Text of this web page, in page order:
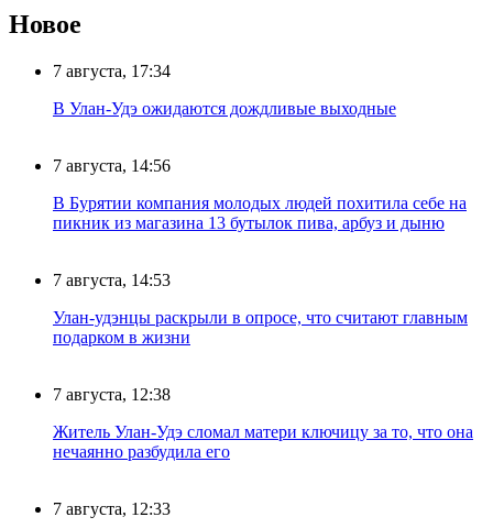
Новое
7 августа, 17:34
В Улан-Удэ ожидаются дождливые выходные
7 августа, 14:56
В Бурятии компания молодых людей похитила себе на
пикник из магазина 13 бутылок пива, арбуз и дыню
7 августа, 14:53
Улан-удэнцы раскрыли в опросе, что считают главным
подарком в жизни
7 августа, 12:38
Житель Улан-Удэ сломал матери ключицу за то, что она
нечаянно разбудила его
7 августа, 12:33